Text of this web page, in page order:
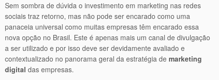
Sem sombra de dúvida o investimento em marketing nas redes
sociais traz retorno, mas não pode ser encarado como uma
panaceia universal como muitas empresas têm encarado essa
nova opção no Brasil. Este é apenas mais um canal de divulgação
a ser utilizado e por isso deve ser devidamente avaliado e
contextualizado no panorama geral da estratégia de marketing
digital das empresas.